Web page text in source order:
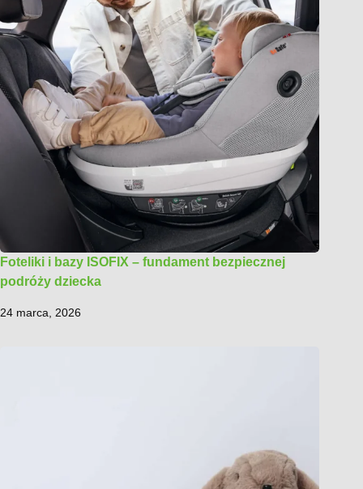
Foteliki i bazy ISOFIX – fundament bezpiecznej
podróży dziecka
24 marca, 2026